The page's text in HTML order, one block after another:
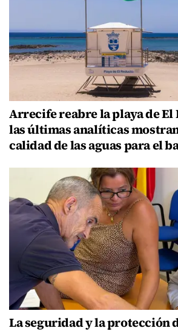
Arrecife reabre la playa de El
las últimas analíticas
calidad de las aguas para el
La seguridad y la protección